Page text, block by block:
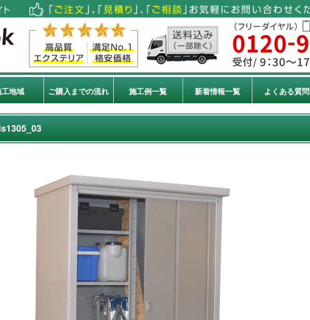
地域 ご購入までの流れ 施工例一覧 新着情報一覧 よくある質問